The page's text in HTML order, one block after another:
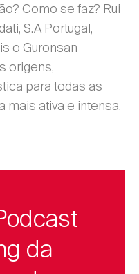
Como se faz? Rui
S.A Portugal,
o Guronsan
origens,
para todas as
mais ativa e intensa.
da